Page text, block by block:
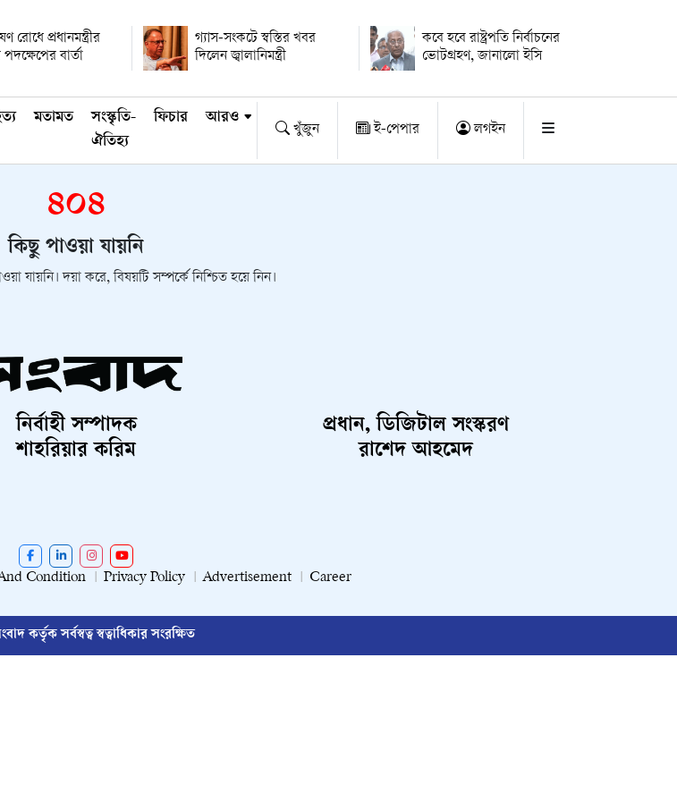
রোধে প্রধানমন্ত্রীর
বার্তা
গ্যাস-সংকটে স্বস্তির খবর
দিলেন জ্বালানিমন্ত্রী
কবে হবে রাষ্ট্রপতি নির্বাচনের
ভোটগ্রহণ, জানালো ইসি
মতামত
সংস্কৃতি-
ঐতিহ্য
ফিচার আরও
খুঁজুন ই-পেপার লগইন
৪০৪
কিছু পাওয়া যায়নি
যায়নি। দয়া করে, বিষয়টি সম্পর্কে নিশ্চিত হয়ে নিন।
নির্বাহী সম্পাদক
শাহরিয়ার করিম
প্রধান, ডিজিটাল সংস্করণ
রাশেদ আহমেদ
Condition Privacy Policy Advertisement Career
কর্তৃক সর্বস্বত্ব স্বত্বাধিকার সংরক্ষিত